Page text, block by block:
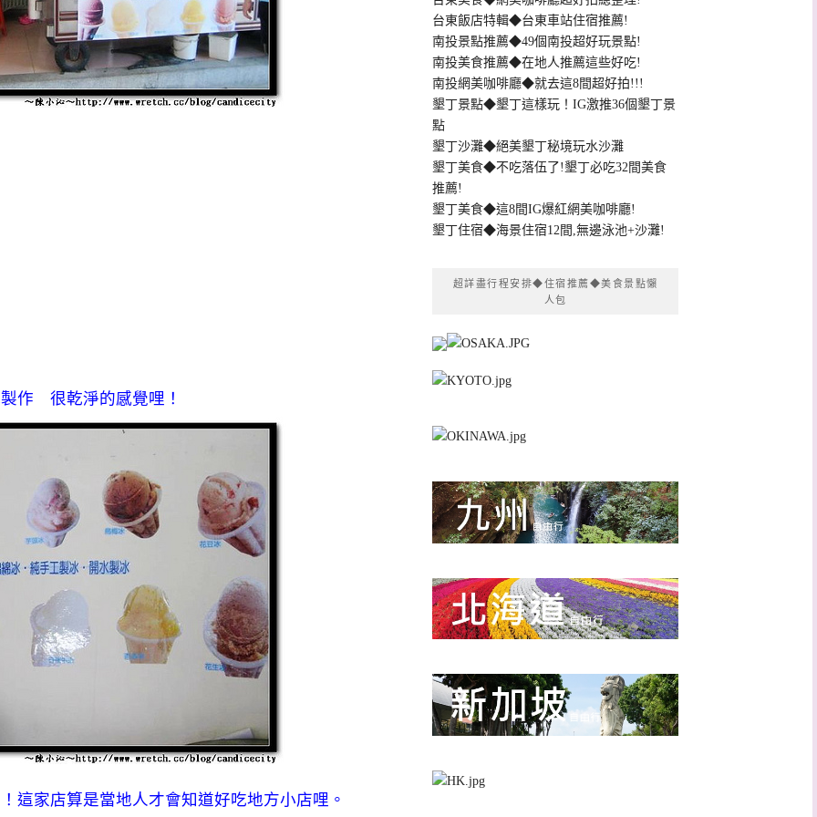
作 很乾淨的感覺哩！
這家店算是當地人才會知道好吃地方小店哩。
台東飯店特輯◆台東車站住宿推薦!
南投景點推薦◆49個南投超好玩景點!
南投美食推薦◆在地人推薦這些好吃!
南投網美咖啡廳◆就去這8間超好拍!!!
墾丁景點◆墾丁這樣玩！IG激推36個墾丁景
點
墾丁沙灘◆絕美墾丁秘境玩水沙灘
墾丁美食◆不吃落伍了!墾丁必吃32間美食
推薦!
墾丁美食◆這8間IG爆紅網美咖啡廳!
墾丁住宿◆海景住宿12間,無邊泳池+沙灘!
超詳盡行程安排◆住宿推薦◆美食景點懶
人包